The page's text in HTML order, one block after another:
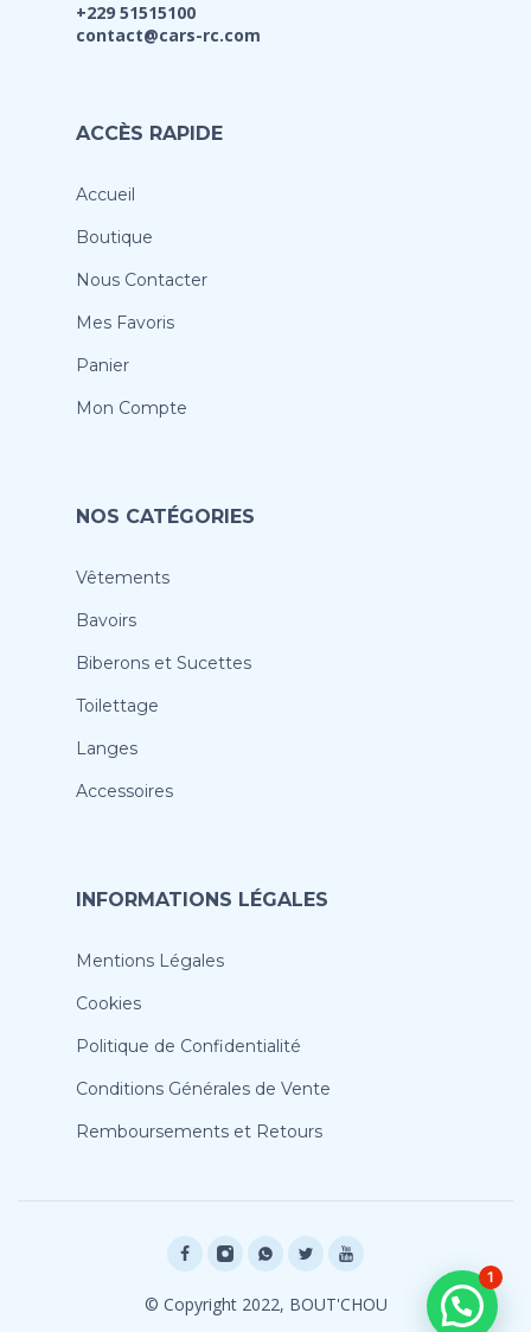
+229 51515100
contact@cars-rc.com
ACCÈS RAPIDE
Accueil
Boutique
Nous Contacter
Mes Favoris
Panier
Mon Compte
NOS CATÉGORIES
Vêtements
Bavoirs
Biberons et Sucettes
Toilettage
Langes
Accessoires
INFORMATIONS LÉGALES
Mentions Légales
Cookies
Politique de Confidentialité
Conditions Générales de Vente
Remboursements et Retours
© Copyright 2022, BOUT'CHOU
1